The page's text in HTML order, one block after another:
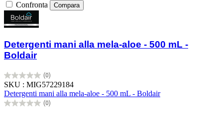
Confronta Compara
Detergenti mani alla mela-aloe - 500 mL -
Boldair
(0)
0.0
su
5
stelle.
SKU : MIG57229184
Detergenti mani alla mela-aloe - 500 mL - Boldair
(0)
0.0